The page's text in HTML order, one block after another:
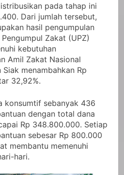
pada tahap ini
Dari jumlah tersebut,
hasil pengumpulan
Zakat (UPZ)
kebutuhan
Amil Zakat Nasional
menambahkan Rp
32,92%.
konsumtif sebanyak 436
dengan total dana
Rp 348.800.000. Setiap
sebesar Rp 800.000
membantu memenuhi
hari.